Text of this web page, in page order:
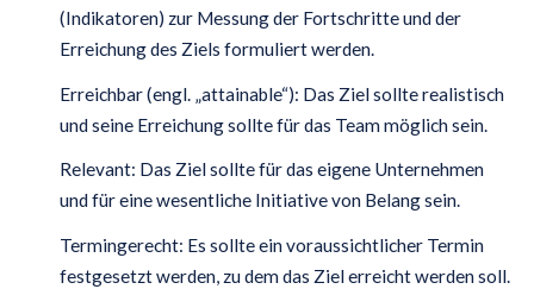
(Indikatoren) zur Messung der Fortschritte und der
Erreichung des Ziels formuliert werden.
Erreichbar (engl. „attainable“): Das Ziel sollte realistisch
und seine Erreichung sollte für das Team möglich sein.
Relevant: Das Ziel sollte für das eigene Unternehmen
und für eine wesentliche Initiative von Belang sein.
Termingerecht: Es sollte ein voraussichtlicher Termin
festgesetzt werden, zu dem das Ziel erreicht werden soll.